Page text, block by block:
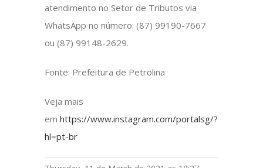
atendimento no Setor de Tributos via
WhatsApp no número: (87) 99190-7667
ou (87) 99148-2629.
Fonte: Prefeitura de Petrolina
Veja mais
emhttps://www.instagram.com/portalsg/?
hl=pt-br